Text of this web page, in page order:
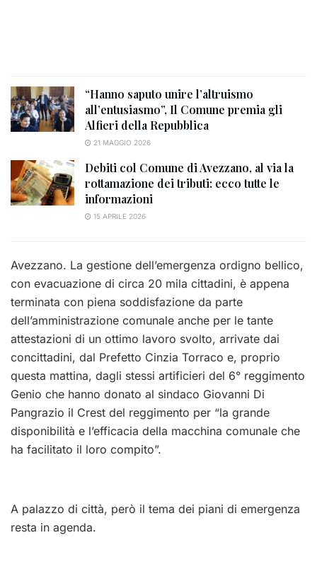
“Hanno saputo unire l’altruismo
all’entusiasmo”, Il Comune premia gli
Alfieri della Repubblica
21 MAGGIO 2026
Debiti col Comune di Avezzano, al via la
rottamazione dei tributi: ecco tutte le
informazioni
15 APRILE 2026
Avezzano. La gestione dell’emergenza ordigno bellico,
con evacuazione di circa 20 mila cittadini, è appena
terminata con piena soddisfazione da parte
dell’amministrazione comunale anche per le tante
attestazioni di un ottimo lavoro svolto, arrivate dai
concittadini, dal Prefetto Cinzia Torraco e, proprio
questa mattina, dagli stessi artificieri del 6° reggimento
Genio che hanno donato al sindaco Giovanni Di
Pangrazio il Crest del reggimento per “la grande
disponibilità e l’efficacia della macchina comunale che
ha facilitato il loro compito”.
A palazzo di città, però il tema dei piani di emergenza
resta in agenda.